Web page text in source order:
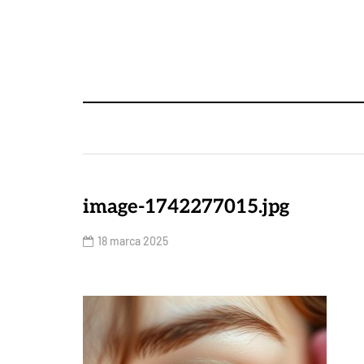
image-1742277015.jpg
18 marca 2025